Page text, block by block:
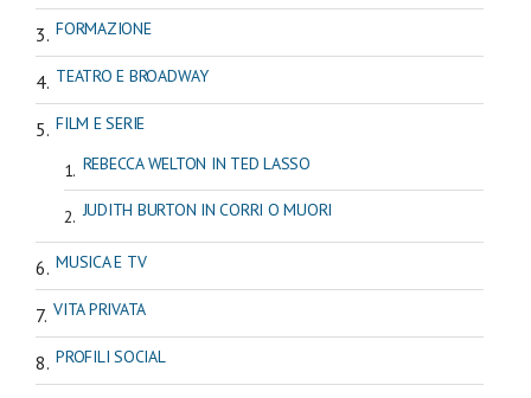
FORMAZIONE
TEATRO E BROADWAY
FILM E SERIE
REBECCA WELTON IN TED LASSO
JUDITH BURTON IN CORRI O MUORI
MUSICA E TV
VITA PRIVATA
PROFILI SOCIAL